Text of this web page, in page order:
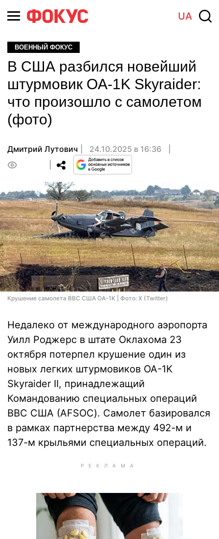
UA
ВОЕННЫЙ ФОКУС
В США разбился новейший
штурмовик OA-1K Skyraider:
что произошло с самолетом
(фото)
Дмитрий Лутович
24.10.2025 в 16:36
Крушение самолета ВВС США OA-1K | Фото: X (Twitter)
Недалеко от международного аэропорта
Уилл Роджерс в штате Оклахома 23
октября потерпел крушение один из
новых легких штурмовиков OA-1K
Skyraider II, принадлежащий
Командованию специальных операций
ВВС США (AFSOC). Самолет базировался
в рамках партнерства между 492-м и
137-м крыльями специальных операций.